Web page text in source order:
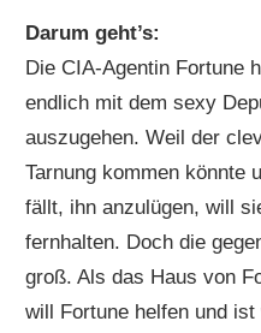
Darum geht’s:
Die CIA-Agentin Fortune
endlich mit dem sexy
auszugehen. Weil der
Tarnung kommen könnte
fällt, ihn anzulügen, will
fernhalten. Doch die
groß. Als das Haus von
will Fortune helfen und